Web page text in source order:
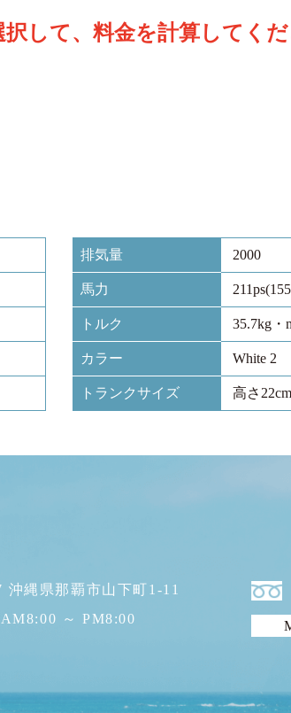
択して、料金を計算してくだ
排気量 2000
馬力
トルク 35.7kg・
カラー White 2
トランクサイズ 高さ
沖縄県那覇市山下町1-11
～ PM8:00